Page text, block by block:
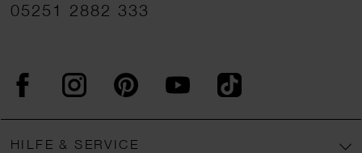
05251 2882 333
FacebookInstagram PinterestYouTubeTikTok
HILFE & SERVICE